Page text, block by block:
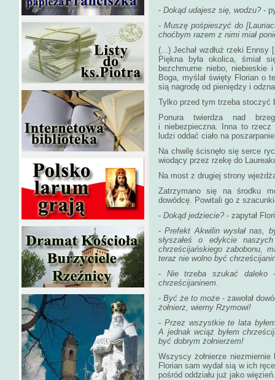
- Dokąd udajesz się, wodzu? -
- Muszę pośpieszyć do
choćbym razem z nimi miał
(...) Jechał wzdłuż rzeki
Piękna była okolica, śmiał
bezchmurne niebo,
Boga, myślał święty Florian o
sią nagrodę od pieniędzy i
Tylko przed tym trzeba stoczyć
Ponura twierdza nad
i niebezpieczna. Inna to
ludzi oddać ciało na
Na chwilę ścisnęło się serce
wiodący przez rzekę do
Na most z drugiej strony
Zatrzymano się na środku
dowódcę. Powitali go z
- Dokąd jedziecie? - zapytał
-Prefekt Akwilin wysłał nas,
słyszałeś o edykcie
chrześcijańskiego zabobonu,
teraz nie wolno być
- Nie trzeba szukać daleko-
chrześcijaninem
- Być że to może - zawołał
żołnierz, wierny Rzymowi!
- Przez wszystkie te lata
A jednak wciąż byłem
być dobrym żołnierzem!
Wszyscy żołnierze
Florian sam wydał sią w ich
pośród oddziału już jako